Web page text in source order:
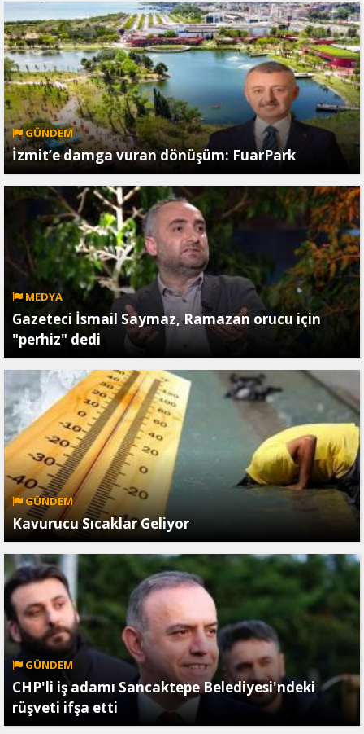
GÜNDEM
İzmit’e damga vuran dönüşüm: FuarPark
MEDYA
Gazeteci İsmail Saymaz, Ramazan orucu için
"perhiz" dedi
GÜNDEM
Kavurucu Sıcaklar Geliyor
GÜNDEM
CHP'li iş adamı Sancaktepe Belediyesi'ndeki
rüşveti ifşa etti